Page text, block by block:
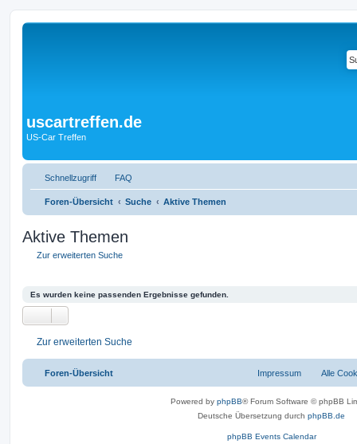
uscartreffen.de
US-Car Treffen
Schnellzugriff FAQ
Foren-Übersicht Suche Aktive Themen
Aktive Themen
Zur erweiterten Suche
Es wurden keine passenden Ergebnisse gefunden.
Zur erweiterten Suche
Foren-Übersicht Alle
Impressum
Powered by phpBB® Forum Software © phpBB
Deutsche Übersetzung durch phpBB.de
phpBB Events Calendar